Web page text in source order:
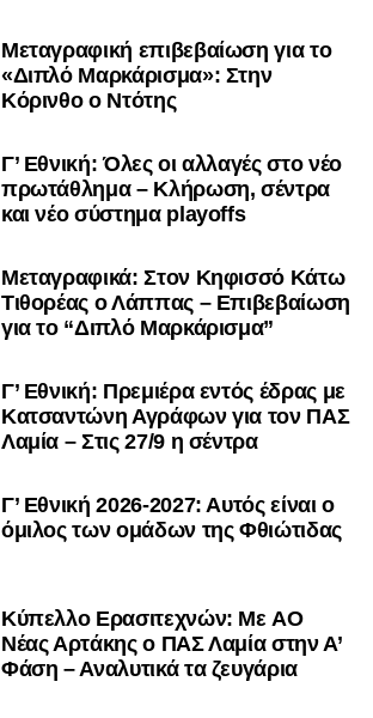
Μεταγραφική επιβεβαίωση για το
«Διπλό Μαρκάρισμα»: Στην
Κόρινθο ο Ντότης
Γ’ Εθνική: Όλες οι αλλαγές στο νέο
πρωτάθλημα – Κλήρωση, σέντρα
και νέο σύστημα playoffs
Μεταγραφικά: Στον Κηφισσό Κάτω
Τιθορέας ο Λάππας – Επιβεβαίωση
για το “Διπλό Μαρκάρισμα”
Γ’ Εθνική: Πρεμιέρα εντός έδρας με
Κατσαντώνη Αγράφων για τον ΠΑΣ
Λαμία – Στις 27/9 η σέντρα
Γ’ Εθνική 2026-2027: Αυτός είναι ο
όμιλος των ομάδων της Φθιώτιδας
Kύπελλο Ερασιτεχνών: Με AO
Nέας Αρτάκης ο ΠΑΣ Λαμία στην Α’
Φάση – Αναλυτικά τα ζευγάρια